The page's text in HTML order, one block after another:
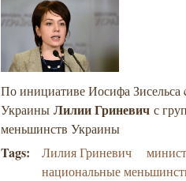
По инициативе Иосифа Зисельса
УкраиныЛилии Гриневич с
меньшинств Украины
Tags: Лилия Гриневич
национальные